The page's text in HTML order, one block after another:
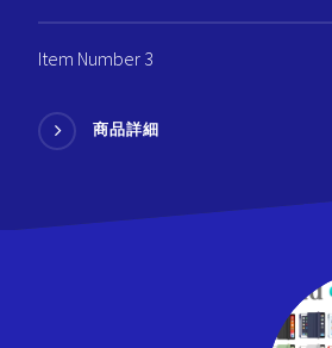
Item Number 3
商品詳細